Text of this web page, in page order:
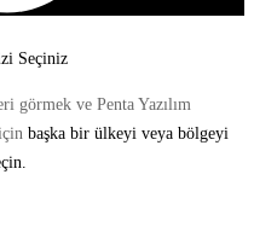
Seçiniz
görmek ve Penta Yazılım
başka bir ülkeyi veya bölgeyi